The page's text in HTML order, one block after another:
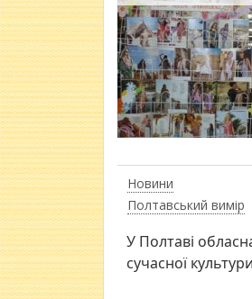
Новини
Полтавський вимір
У Полтаві
сучасної